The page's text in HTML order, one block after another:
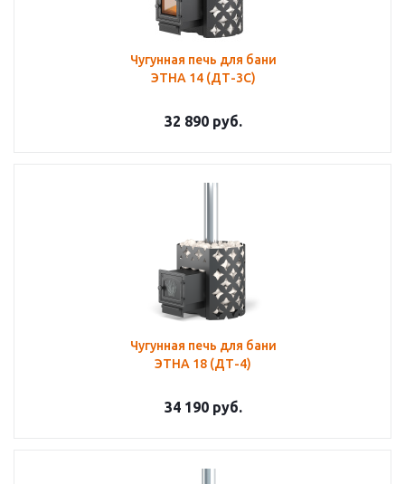
Чугунная печь для бани
ЭТНА 14 (ДТ-3С)
32 890руб.
Чугунная печь для бани
ЭТНА 18 (ДТ-4)
34 190руб.